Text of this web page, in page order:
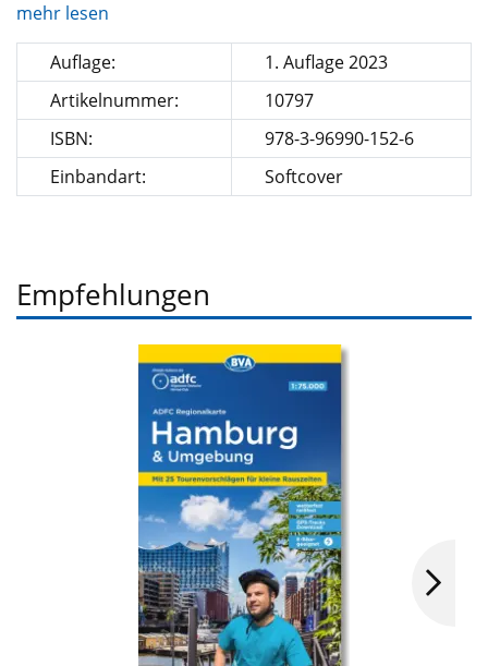
mehr lesen
Auflage:
1. Auflage 2023
Artikelnummer:
10797
ISBN:
978-3-96990-152-6
Einbandart:
Softcover
Empfehlungen